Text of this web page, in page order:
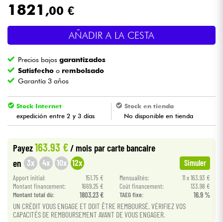
Luces
Vientos
Violines y cuarteto
Cables & Acces.
HiFi
Bundle
1821 ,00 €
AÑADIR A LA CESTA
Precios bajosgarantizados
Satisfecho o rembolsado
Garantía 3 años
Stock Internet
expedición entre 2 y 3 días
Stock en tienda
No disponible en tienda
Payez163.93 €/ mois par carte bancaire
en 3x 4x 10x 12x Simuler
Apport initial: 151.75 € Mensualités:
11 x 163.93 €
Montant financement:
1669.25 € Coût financement:
133.98 €
Montant total dù:
1803.23 € TAEG fixe: 16.9 %
UN CRÉDIT VOUS ENGAGE ET DOIT ÊTRE REMBOURSÉ. VÉRIFIEZ VOS
CAPACITÉS DE REMBOURSEMENT AVANT DE VOUS ENGAGER.